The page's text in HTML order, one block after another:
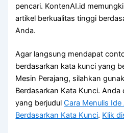
pencari. KontenAI.id
artikel berkualitas tinggi
Anda.
Agar langsung mendapat
berdasarkan kata kunci yang
Mesin Perajang, silahkan
Berdasarkan Kata Kunci.
yang berjudulCara Menulis
Berdasarkan Kata Kunci. Klik